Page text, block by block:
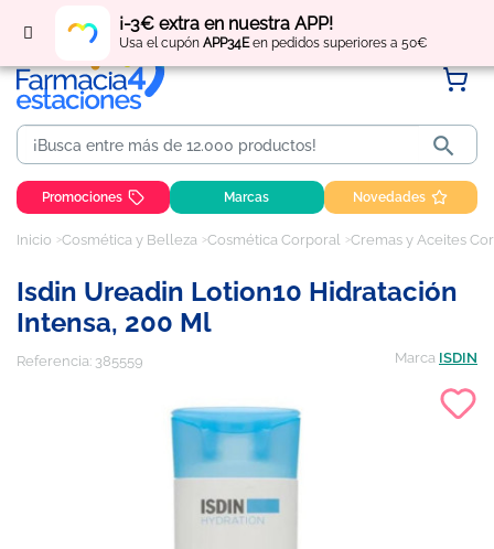
¡-3€ extra en nuestra APP!
Usa el cupón APP34Een pedidos superiores a 50€
Regístratey obtén puntos por tus compras

Promociones Marcas Novedades
Inicio Cosmética y Belleza Cosmética Corporal Cremas y Aceites
Isdin Ureadin Lotion10 Hidratación
Intensa, 200 Ml
Referencia: 385559 Marca ISDIN